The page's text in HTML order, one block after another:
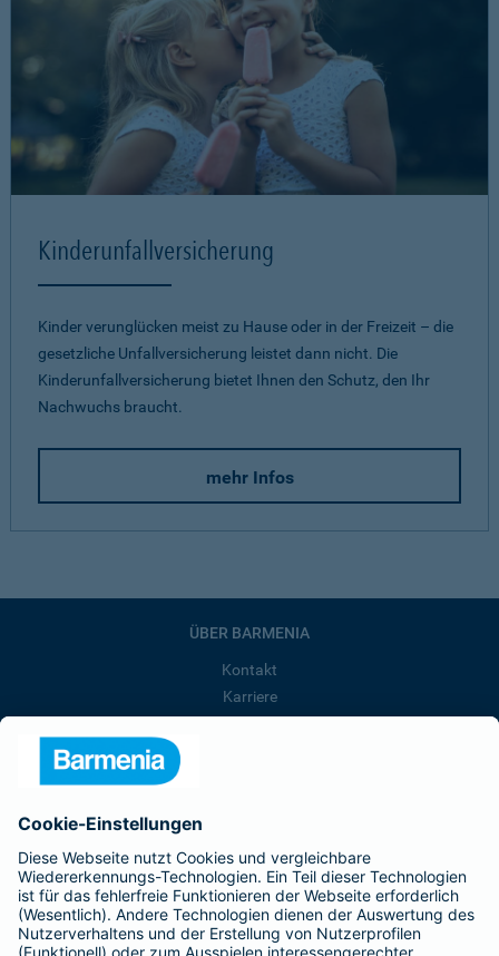
Kinderunfallversicherung
Kinder verunglücken meist zu Hause oder in der Freizeit – die
gesetzliche Unfallversicherung leistet dann nicht. Die
Kinderunfallversicherung bietet Ihnen den Schutz, den Ihr
Nachwuchs braucht.
mehr Infos
ÜBER BARMENIA
Kontakt
Karriere
Barmenia ist Teil der BarmeniaGothaer
BELIEBTE SEITEN
Kranken-Zusatzversicherung
Tierversicherungen